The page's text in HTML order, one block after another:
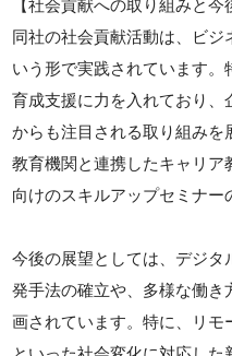
【社会貢献への取り組みと今
同社の社会貢献活動は、ビジ
いう形で実践されています
育成支援に力を入れており
からも注目される取り組み
教育機関と連携したキャリア
向けのスキルアップセミナー
今後の展望としては、デジタ
発手法の確立や、多様な働
画されています。特に、リモ